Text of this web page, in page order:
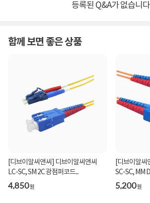
등록된 Q&A가 없습니
함께 보면 좋은 상품
[디브이알씨앤씨] 디브이알씨앤씨
LC-SC, SM 2C 광점퍼코드...
4,850원
[디브이알씨
SC-SC, MM
5,200원